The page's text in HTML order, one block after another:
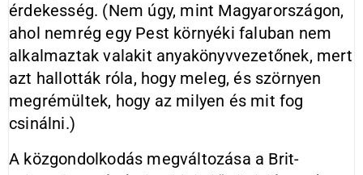
érdekesség. (Nem úgy, mint Magyarországon,
ahol nemrég egy Pest környéki faluban nem
alkalmaztak valakit anyakönyvvezetőnek, mert
azt hallották róla, hogy meleg, és szörnyen
megrémültek, hogy az milyen és mit fog
csinálni.)
A közgondolkodás megváltozása a Brit-